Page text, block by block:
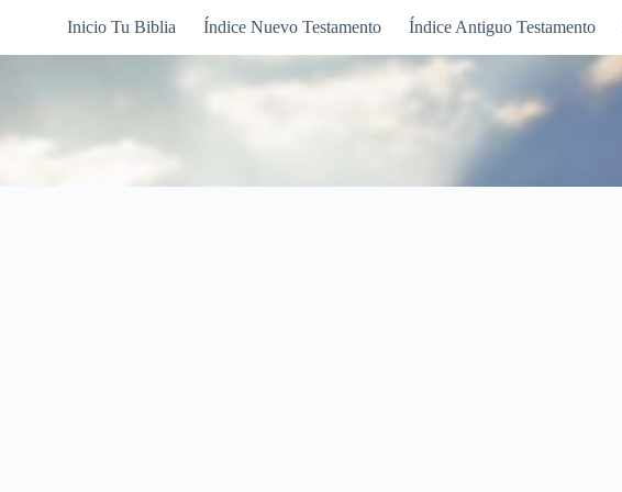
Inicio Tu Biblia Índice Nuevo Testamento Índice Antiguo Testamento